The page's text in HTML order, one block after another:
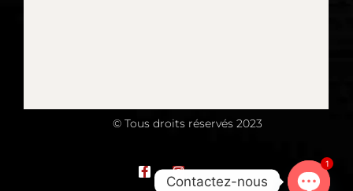
© Tous droits réservés 2023
Contactez-nous
Open 1